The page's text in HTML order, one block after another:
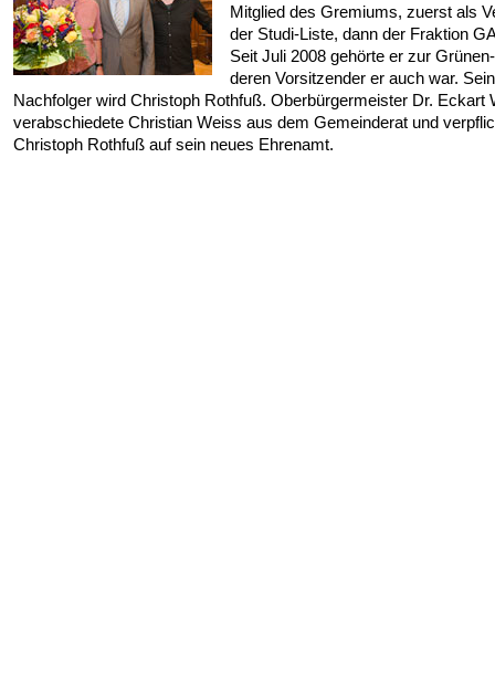
Mitglied des Gremiums, zuerst als
der Studi-Liste, dann der Fraktion
Seit Juli 2008 gehörte er zur
deren Vorsitzender er auch war. Sein
Nachfolger wird Christoph Rothfuß. Oberbürgermeister Dr. Eckart
verabschiedete Christian Weiss aus dem Gemeinderat und
Christoph Rothfuß auf sein neues Ehrenamt.